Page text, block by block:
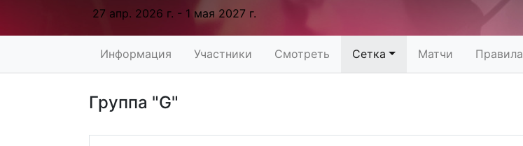
27 апр. 2026 г. - 1 мая 2027 г.
Информация Участники Смотреть Сетка Матчи Правила
Группа "G"